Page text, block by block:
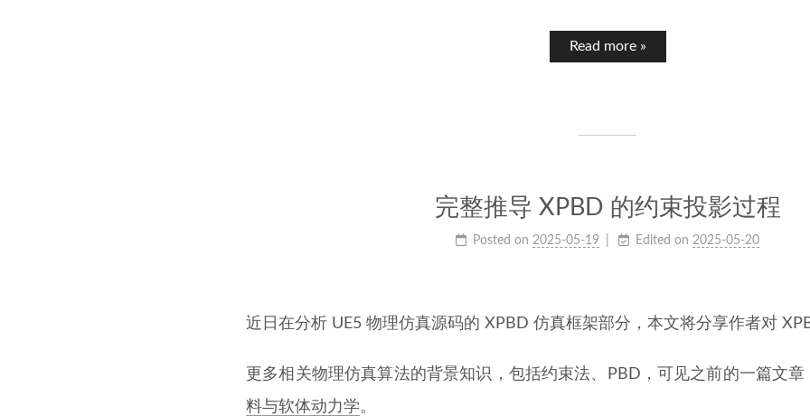
Read more »
完整推导 XPBD 的约束投影过程
Posted on 2025-05-19 Edited on 2025-05-20
近日在分析 UE5 物理仿真源码的 XPBD 仿真框架部分，本文将分享作者对
更多相关物理仿真算法的背景知识，包括约束法、PBD，可见之前的一篇文章
料与软体动力学。